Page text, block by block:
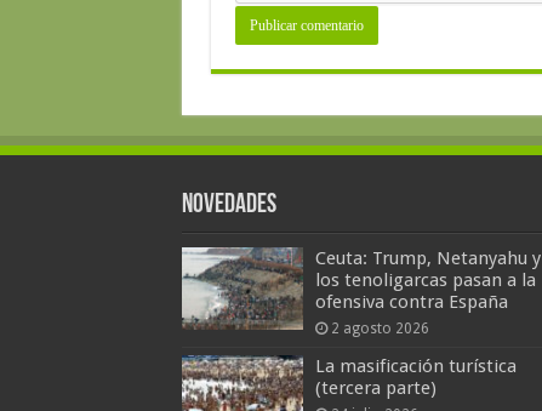
Novedades
Ceuta: Trump, Netanyahu y
los tenoligarcas pasan a la
ofensiva contra España
2 agosto 2026
La masificación turística
(tercera parte)